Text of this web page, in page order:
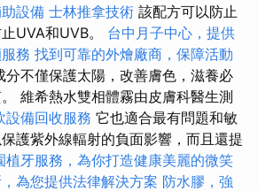
設備 士林推拿技術 該配方可以防止
UVA和UVB。 台中月子中心，提供
務 找到可靠的外燴廠商，保障活動
分不僅保護太陽，改善膚色，滋養必
維希熱水雙相體霧由皮膚科醫生測
設備回收服務 它也適合最有問題和敏
護紫外線輻射的負面影響，而且還提
植牙服務，為你打造健康美麗的微笑
為您提供法律解決方案 防水膠，強